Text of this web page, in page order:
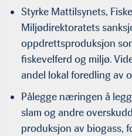
Styrke Mattilsynets,
Miljødirektoratets
oppdrettsproduksjon
fiskevelferd og miljø.
andel lokal foredling av
Pålegge næringen å
slam og andre
produksjon av biogass,